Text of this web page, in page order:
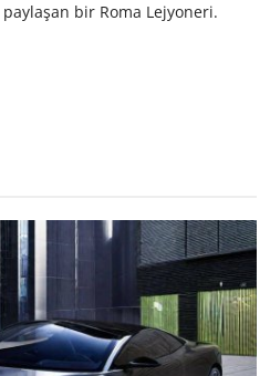
bir Roma Lejyoneri.